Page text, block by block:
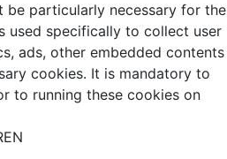
be particularly necessary for the
used specifically to collect user
ads, other embedded contents
cookies. It is mandatory to
to running these cookies on